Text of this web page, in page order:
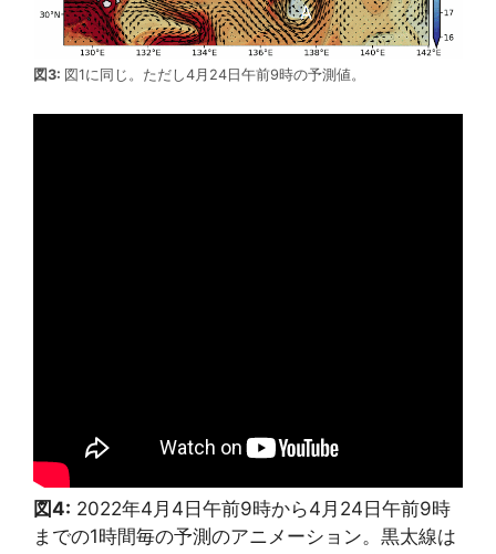
図3: 図1に同じ。ただし4月24日午前9時の予測値。
図4: 2022年4月4日午前9時から4月24日午前9時
までの1時間毎の予測のアニメーション。黒太線は